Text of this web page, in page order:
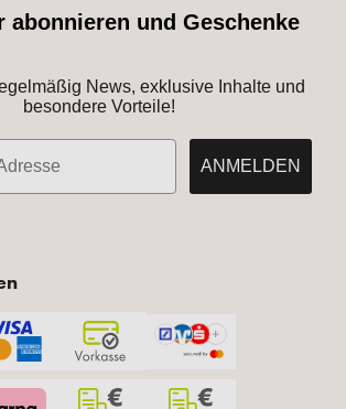
abonnieren und Geschenke
News, exklusive Inhalte und
besondere Vorteile!
ANMELDEN